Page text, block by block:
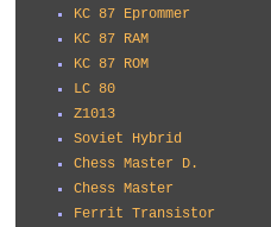
KC 87 Eprommer
KC 87 RAM
KC 87 ROM
LC 80
Z1013
Soviet Hybrid
Chess Master D.
Chess Master
Ferrit Transistor